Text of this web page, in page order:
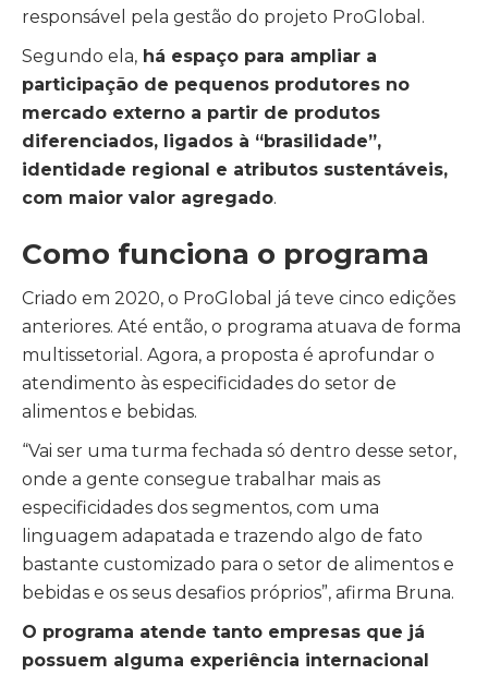
responsável pela gestão do projeto ProGlobal.
Segundo ela, há espaço para ampliar a
participação de pequenos produtores no
mercado externo a partir de produtos
diferenciados, ligados à “brasilidade”,
identidade regional e atributos sustentáveis,
com maior valor agregado.
Como funciona o programa
Criado em 2020, o ProGlobal já teve cinco edições
anteriores. Até então, o programa atuava de forma
multissetorial. Agora, a proposta é aprofundar o
atendimento às especificidades do setor de
alimentos e bebidas.
“Vai ser uma turma fechada só dentro desse setor,
onde a gente consegue trabalhar mais as
especificidades dos segmentos, com uma
linguagem adapatada e trazendo algo de fato
bastante customizado para o setor de alimentos e
bebidas e os seus desafios próprios”, afirma Bruna.
O programa atende tanto empresas que já
possuem alguma experiência internacional